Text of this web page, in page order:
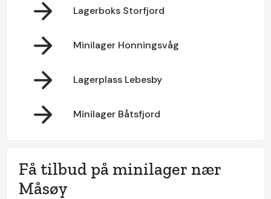
Lagerboks Storfjord
Minilager Honningsvåg
Lagerplass Lebesby
Minilager Båtsfjord
Få tilbud på minilager nær
Måsøy